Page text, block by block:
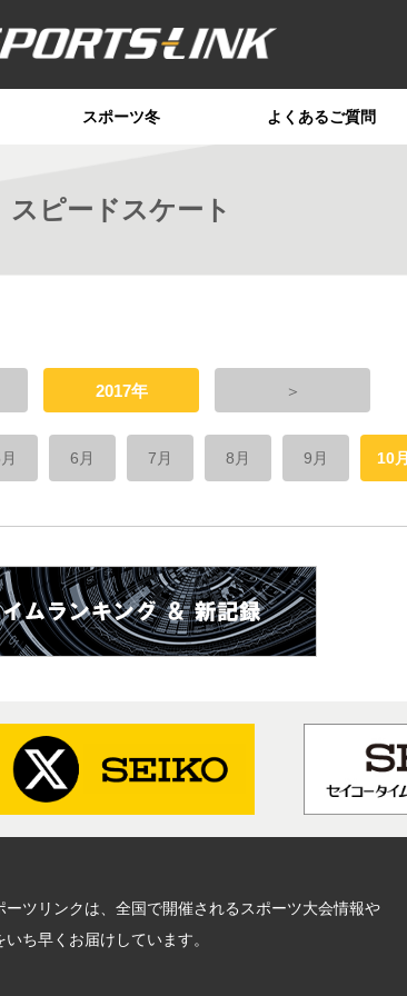
スポーツ冬 よくあるご質問
スピードスケート
2017年 ＞
6月 7月 8月 9月 10月
ーツリンクは、全国で開催されるスポーツ大会情報や
ち早くお届けしています。